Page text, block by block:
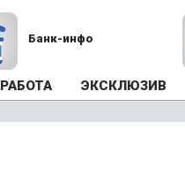
Банк-инфо
РАБОТА ЭКСКЛЮЗИВ